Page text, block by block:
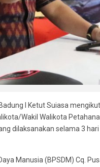
I Ketut Suiasa
Wakil Walikota
dilaksanakan selama 3
Manusia (BPSDM) Cq.